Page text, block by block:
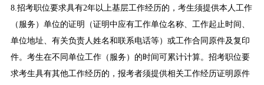
8.招考职位要求具有2年以上基层工作经历的，考生须提供本人工作
（服务）单位的证明（证明中应有工作单位名称、工作起止时间、
单位地址、有关负责人姓名和联系电话等）或工作合同原件及复印
件。考生在不同单位工作（服务）的时间可累计计算。招考职位要
求考生具有其他工作经历的，报考者须提供相关工作经历证明原件